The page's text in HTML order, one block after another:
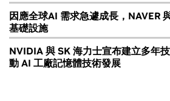
因應全球AI 需求急遽成長，NAVER
基礎設施
NVIDIA 與 SK 海力士宣布建立多年
動 AI 工廠記憶體技術發展